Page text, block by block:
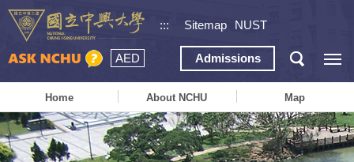
::: Sitemap NUST
AED Admissions
Home About NCHU Map